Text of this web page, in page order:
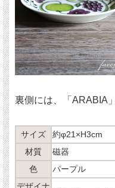
裏側には、「ARABIA
サイズ
約φ21×H3cm
材質
磁器
色
パープル